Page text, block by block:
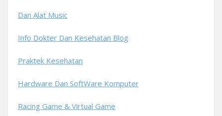
Dan Alat Music
Info Dokter Dan Kesehatan Blog
Praktek Kesehatan
Hardware Dan SoftWare Komputer
Racing Game & Virtual Game